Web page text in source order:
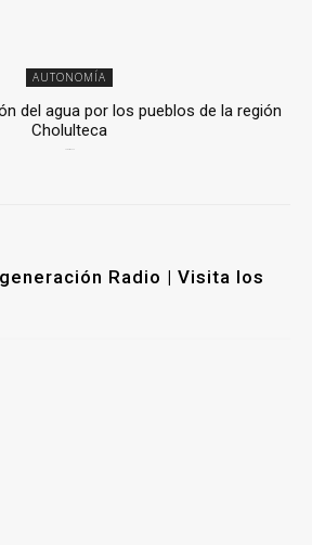
AUTONOMÍA
del agua por los pueblos de la región
Cholulteca
Radio | Visita los